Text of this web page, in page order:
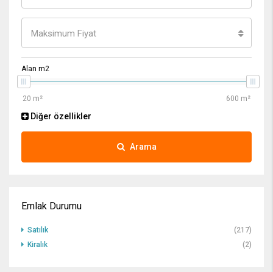
Maksimum Fiyat
Alan m2
Diğer özellikler
Arama
Emlak Durumu
Satılık
(217)
Kiralık
(2)